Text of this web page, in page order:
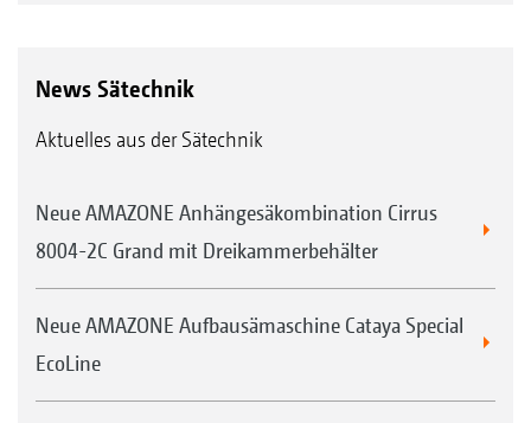
News Sätechnik
Aktuelles aus der Sätechnik
Neue AMAZONE Anhängesäkombination Cirrus
8004-2C Grand mit Dreikammerbehälter
Neue AMAZONE Aufbausämaschine Cataya Special
EcoLine